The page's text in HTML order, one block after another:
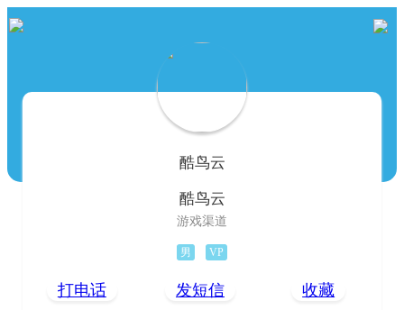
酷鸟云
酷鸟云
游戏渠道
男 VP
打电话 发短信 收藏